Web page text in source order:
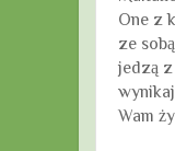
One z
ze
jedzą z
Wam